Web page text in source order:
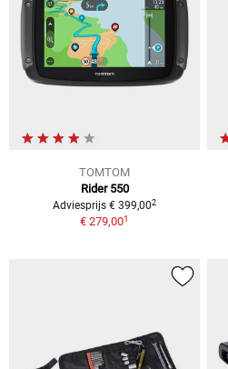
TOMTOM
Rider 550
Adviesprijs € 399,002
€ 279,001